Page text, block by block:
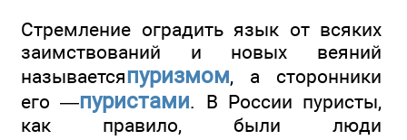
Стремление оградить язык от всяких
заимствований и новых веяний
называетсяпуризмом, а сторонники
его —пуристами. В России пуристы,
как правило, были люди